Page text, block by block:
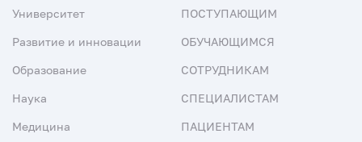
Университет
Развитие и инновации
Образование
Наука
Медицина
ПОСТУПАЮЩИМ
ОБУЧАЮЩИМСЯ
СОТРУДНИКАМ
СПЕЦИАЛИСТАМ
ПАЦИЕНТАМ